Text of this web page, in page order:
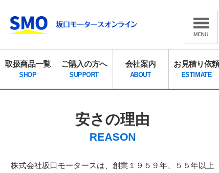
取扱商品一覧
SHOP
ご購入の方へ
SUPPORT
会社案内
ABOUT
お見積り依頼
ESTIMATE
安さの理由
REASON
株式会社坂口モータースは、創業１９５９年、５５年以上